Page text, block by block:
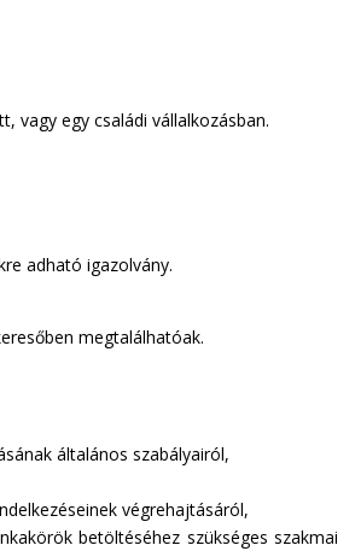
vagy egy családi vállalkozásban.
adható igazolvány.
megtalálhatóak.
általános szabályairól,
végrehajtásáról,
betöltéséhez szükséges szakmai